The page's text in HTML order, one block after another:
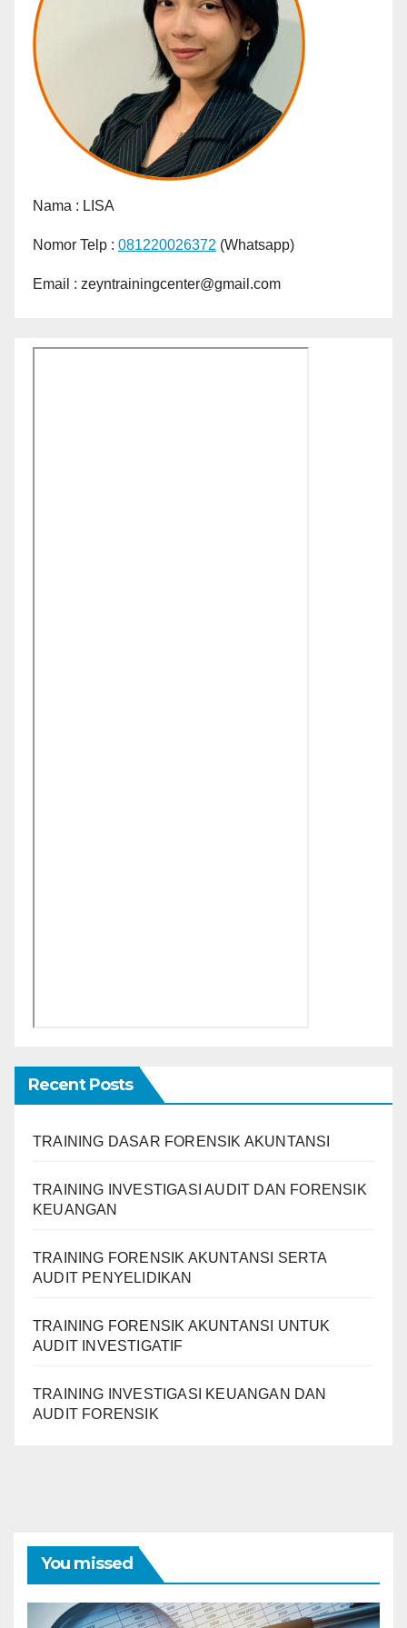
Nama : LISA
Nomor Telp : 081220026372 (Whatsapp)
Email : zeyntrainingcenter@gmail.com
Recent Posts
TRAINING DASAR FORENSIK AKUNTANSI
TRAINING INVESTIGASI AUDIT DAN FORENSIK
KEUANGAN
TRAINING FORENSIK AKUNTANSI SERTA
AUDIT PENYELIDIKAN
TRAINING FORENSIK AKUNTANSI UNTUK
AUDIT INVESTIGATIF
TRAINING INVESTIGASI KEUANGAN DAN
AUDIT FORENSIK
You missed